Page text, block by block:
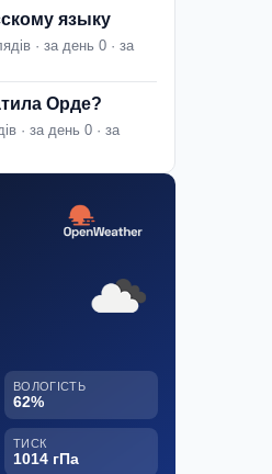
языку
· за день 0 · за
Орде?
· за день 0 · за
ВОЛОГІСТЬ
62%
ТИСК
1014 гПа